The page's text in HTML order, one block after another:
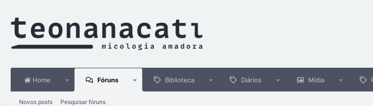
Home Fóruns Biblioteca Diários Mídia
Novos posts Pesquisar fóruns